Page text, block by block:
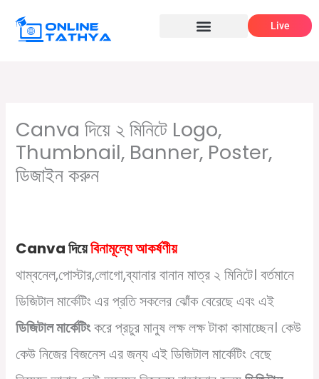
Live
Canva দিয়ে ২ মিনিটে Logo,
Thumbnail, Banner, Poster,
ডিজাইন করুন
Canva দিয়েবিনামূল্যে আকর্ষণীয়
থাম্বনেল,পোস্টার,লোগো,ব্যানার বানান মাত্র ২ মিনিটে। বর্তমানে
ডিজিটাল মার্কেটিং এর প্রতি সকলের ঝোঁক বেরেছে এবং এই
ডিজিটাল মার্কেটিংকরে প্রচুর মানুষ লক্ষ লক্ষ টাকা কামাচ্ছেন। কেউ
কেউ নিজের বিজনেস এর জন্য এই ডিজিটাল মার্কেটিং বেছে